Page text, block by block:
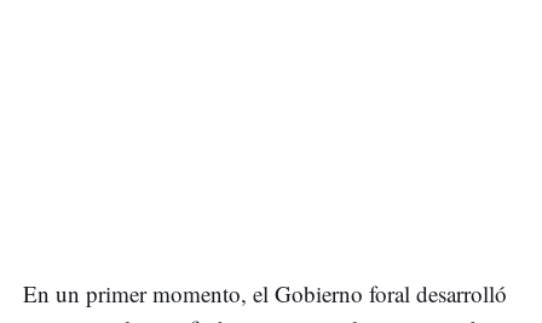
En un primer momento, el Gobierno foral desarrolló